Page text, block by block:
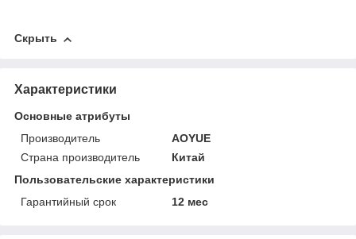
Скрыть
Характеристики
Основные атрибуты
Производитель
AOYUE
Страна производитель
Китай
Пользовательские характеристики
Гарантийный срок
12 мес